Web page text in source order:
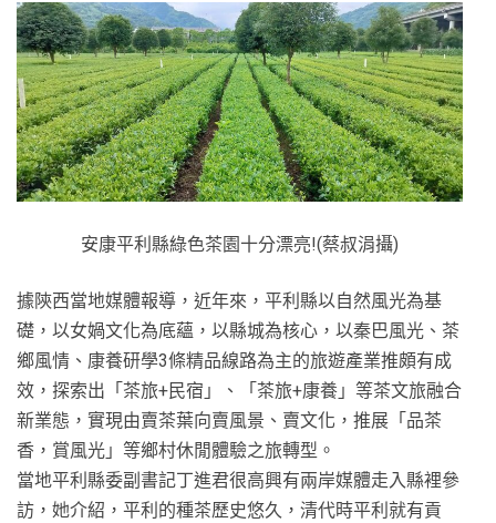
安康平利縣綠色茶園十分漂亮!(蔡叔涓攝)
據陝西當地媒體報導，近年來，平利縣以自然風光為基
礎，以女媧文化為底蘊，以縣城為核心，以秦巴風光、茶
鄉風情、康養研學3條精品線路為主的旅遊產業推頗有成
效，探索出「茶旅+民宿」、「茶旅+康養」等茶文旅融合
新業態，實現由賣茶葉向賣風景、賣文化，推展「品茶
香，賞風光」等鄉村休閒體驗之旅轉型。
當地平利縣委副書記丁進君很高興有兩岸媒體走入縣裡參
訪，她介紹，平利的種茶歷史悠久，清代時平利就有貢